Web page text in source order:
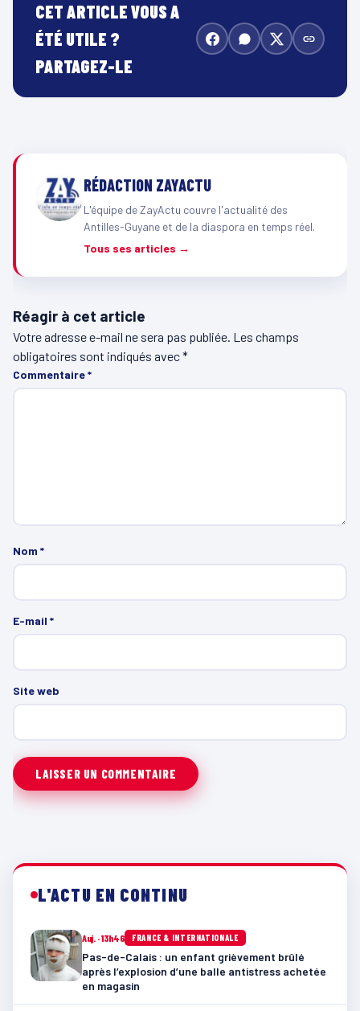
CET ARTICLE VOUS A
ÉTÉ UTILE ?
PARTAGEZ-LE
RÉDACTION ZAYACTU
L'équipe de ZayActu couvre l'actualité des
Antilles-Guyane et de la diaspora en temps réel.
Tous ses articles →
Réagir à cet article
Votre adresse e-mail ne sera pas publiée. Les champs
obligatoires sont indiqués avec*
Commentaire*
Nom *
E-mail *
Site web
L'ACTU EN CONTINU
Auj. · 13h46 FRANCE & INTERNATIONALE
Pas-de-Calais : un enfant grièvement brûlé
après l’explosion d’une balle antistress achetée
en magasin